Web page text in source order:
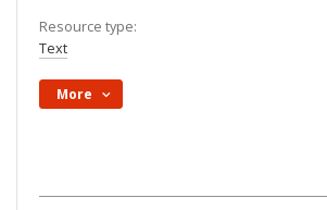
Resource type:
Text
More